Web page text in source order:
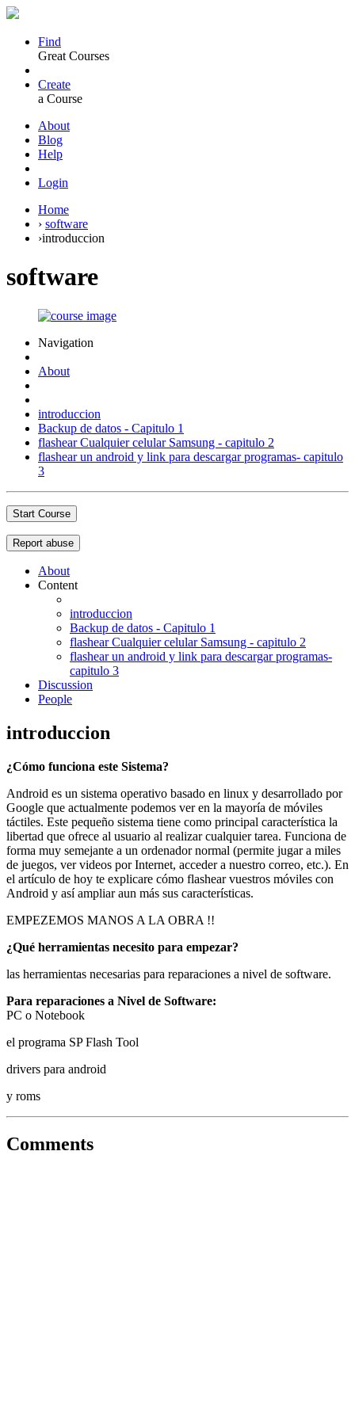
Find
Great Courses
Create
a Course
About
Blog
Help
Login
Home
› software
›introduccion
software
Navigation
About
introduccion
Backup de datos - Capitulo 1
flashear Cualquier celular Samsung - capitulo 2
flashear un android y link para descargar programas- capitulo
3
Start Course
Report abuse
About
Content
introduccion
Backup de datos - Capitulo 1
flashear Cualquier celular Samsung - capitulo 2
flashear un android y link para descargar programas-
capitulo 3
Discussion
People
introduccion
¿Cómo funciona este Sistema?
Android es un sistema operativo basado en linux y desarrollado por
Google que actualmente podemos ver en la mayoría de móviles
táctiles. Este pequeño sistema tiene como principal característica la
libertad que ofrece al usuario al realizar cualquier tarea. Funciona de
forma muy semejante a un ordenador normal (permite jugar a miles
de juegos, ver videos por Internet, acceder a nuestro correo, etc.). En
el artículo de hoy te explicare cómo flashear vuestros móviles con
Android y así ampliar aun más sus características.
EMPEZEMOS MANOS A LA OBRA !!
¿Qué herramientas necesito para empezar?
las herramientas necesarias para reparaciones a nivel de software.
Para reparaciones a Nivel de Software:
PC o Notebook
el programa SP Flash Tool
drivers para android
y roms
Comments